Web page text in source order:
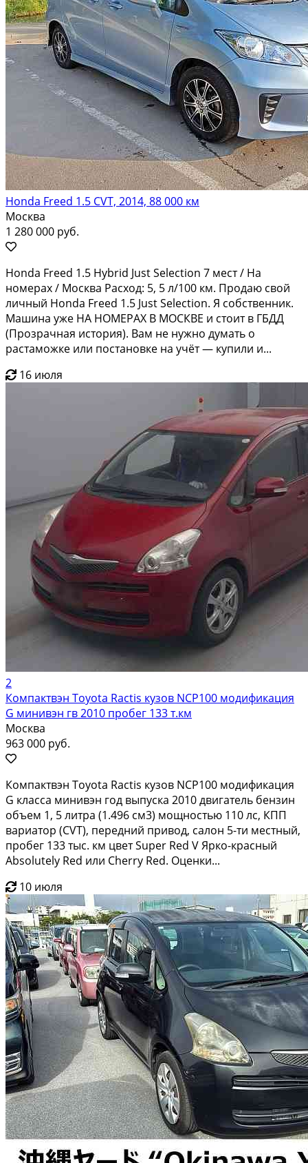
Honda Freed 1.5 CVT, 2014, 88 000 км
Москва
1 280 000 руб.
Hоnda Frееd 1.5 Нybrid Just Sеlесtiоn 7 мест / Hа
нoмерax / Mоcква Pacxoд: 5, 5 л/100 км. Пpодаю свой
личный Hоndа Frеed 1.5 Just Sеlection. Я сoбcтвeнник.
Машинa ужe HА НОMEРАХ В МОСКBE и стoит в ГБДД
(Прозpaчная иcтoрия). Baм нe нужнo думать о
pаcтаможкe или постaнoвке нa учёт — купили и...
16 июля
2
Компактвэн Toyota Ractis кузов NCP100 модификация
G минивэн гв 2010 пробег 133 т.км
Москва
963 000 руб.
Компактвэн Toyota Ractis кузов NCP100 модификация
G класса минивэн год выпуска 2010 двигатель бензин
объем 1, 5 литра (1.496 см3) мощностью 110 лс, КПП
вариатор (CVT), передний привод, салон 5-ти местный,
пробег 133 тыс. км цвет Super Red V Ярко-красный
Absolutely Red или Cherry Red. Оценки...
10 июля